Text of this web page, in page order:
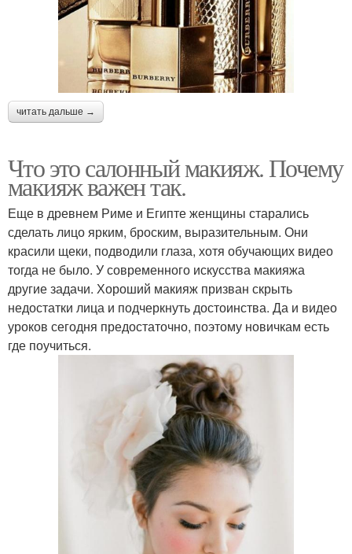
читать дальше →
Что это салонный макияж. Почему
макияж важен так.
Еще в древнем Риме и Египте женщины старались
сделать лицо ярким, броским, выразительным. Они
красили щеки, подводили глаза, хотя обучающих видео
тогда не было. У современного искусства макияжа
другие задачи. Хороший макияж призван скрыть
недостатки лица и подчеркнуть достоинства. Да и видео
уроков сегодня предостаточно, поэтому новичкам есть
где поучиться.